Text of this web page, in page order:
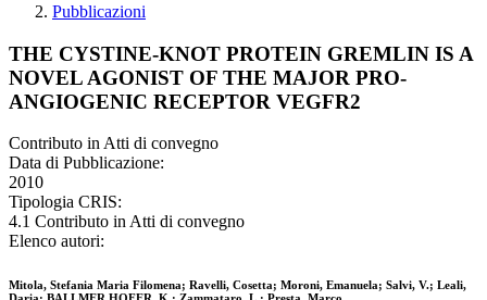
Pubblicazioni
THE CYSTINE-KNOT PROTEIN GREMLIN IS A
NOVEL AGONIST OF THE MAJOR PRO-
ANGIOGENIC RECEPTOR VEGFR2
Contributo in Atti di convegno
Data di Pubblicazione:
2010
Tipologia CRIS:
4.1 Contributo in Atti di convegno
Elenco autori:
Mitola, Stefania Maria Filomena; Ravelli, Cosetta; Moroni, Emanuela; Salvi, V.; Leali,